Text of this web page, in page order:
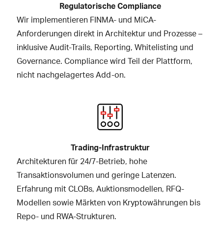
Regulatorische Compliance
Wir implementieren FINMA- und MiCA-
Anforderungen direkt in Architektur und Prozesse –
inklusive Audit-Trails, Reporting, Whitelisting und
Governance. Compliance wird Teil der Plattform,
nicht nachgelagertes Add-on.
Trading-Infrastruktur
Architekturen für 24/7-Betrieb, hohe
Transaktionsvolumen und geringe Latenzen.
Erfahrung mit CLOBs, Auktionsmodellen, RFQ-
Modellen sowie Märkten von Kryptowährungen bis
Repo- und RWA-Strukturen.